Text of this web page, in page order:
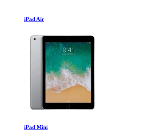
iPad Air
iPad Mini